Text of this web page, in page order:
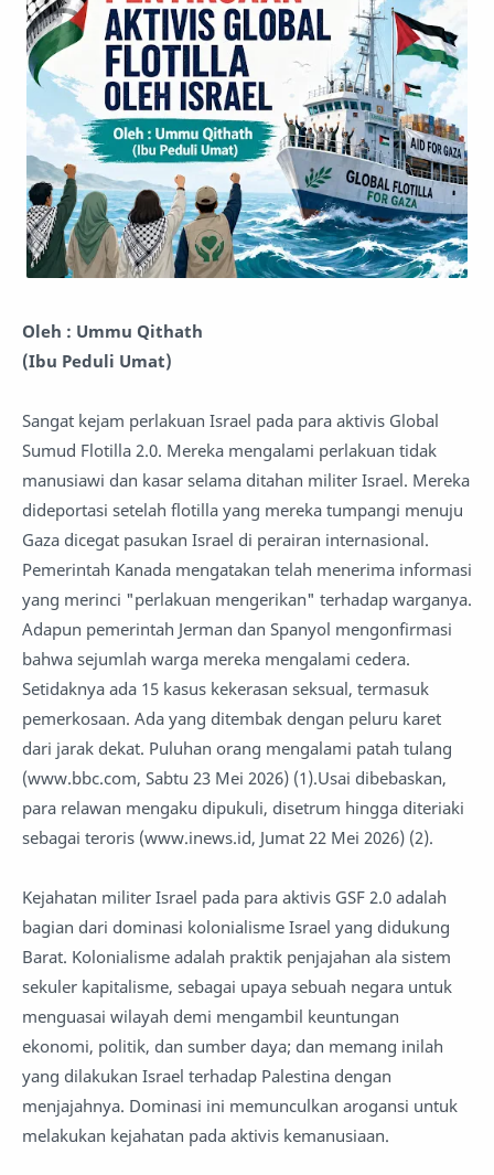
Oleh : Ummu Qithath
(Ibu Peduli Umat)
Sangat kejam perlakuan Israel pada para aktivis Global
Sumud Flotilla 2.0. Mereka mengalami perlakuan tidak
manusiawi dan kasar selama ditahan militer Israel. Mereka
dideportasi setelah flotilla yang mereka tumpangi menuju
Gaza dicegat pasukan Israel di perairan internasional.
Pemerintah Kanada mengatakan telah menerima informasi
yang merinci "perlakuan mengerikan" terhadap warganya.
Adapun pemerintah Jerman dan Spanyol mengonfirmasi
bahwa sejumlah warga mereka mengalami cedera.
Setidaknya ada 15 kasus kekerasan seksual, termasuk
pemerkosaan. Ada yang ditembak dengan peluru karet
dari jarak dekat. Puluhan orang mengalami patah tulang
(www.bbc.com, Sabtu 23 Mei 2026) (1).Usai dibebaskan,
para relawan mengaku dipukuli, disetrum hingga diteriaki
sebagai teroris (www.inews.id, Jumat 22 Mei 2026) (2).
Kejahatan militer Israel pada para aktivis GSF 2.0 adalah
bagian dari dominasi kolonialisme Israel yang didukung
Barat. Kolonialisme adalah praktik penjajahan ala sistem
sekuler kapitalisme, sebagai upaya sebuah negara untuk
menguasai wilayah demi mengambil keuntungan
ekonomi, politik, dan sumber daya; dan memang inilah
yang dilakukan Israel terhadap Palestina dengan
menjajahnya. Dominasi ini memunculkan arogansi untuk
melakukan kejahatan pada aktivis kemanusiaan.